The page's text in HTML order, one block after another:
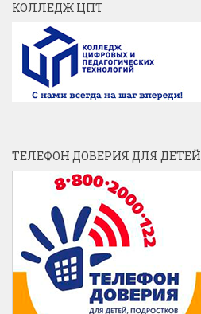
КОЛЛЕДЖ ЦПТ
ТЕЛЕФОН ДОВЕРИЯ ДЛЯ ДЕТЕЙ